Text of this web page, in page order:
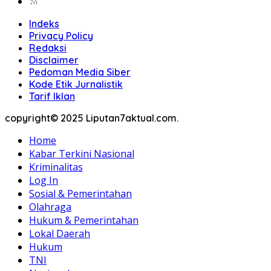
Indeks
Privacy Policy
Redaksi
Disclaimer
Pedoman Media Siber
Kode Etik Jurnalistik
Tarif Iklan
copyright© 2025 Liputan7aktual.com.
Home
Kabar Terkini Nasional
Kriminalitas
Log In
Sosial & Pemerintahan
Olahraga
Hukum & Pemerintahan
Lokal Daerah
Hukum
TNI